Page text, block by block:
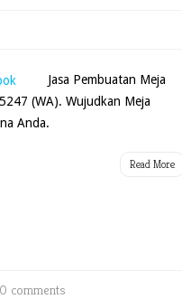
Jasa Pembuatan Meja
(WA). Wujudkan Meja
Anda.
Read More
0 comments